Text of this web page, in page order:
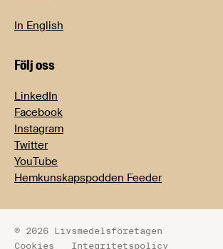
In English
Följ oss
LinkedIn
Facebook
Instagram
Twitter
YouTube
Hemkunskapspodden Feeder
© 2026 Livsmedelsföretagen
Cookies
Integritetspolicy